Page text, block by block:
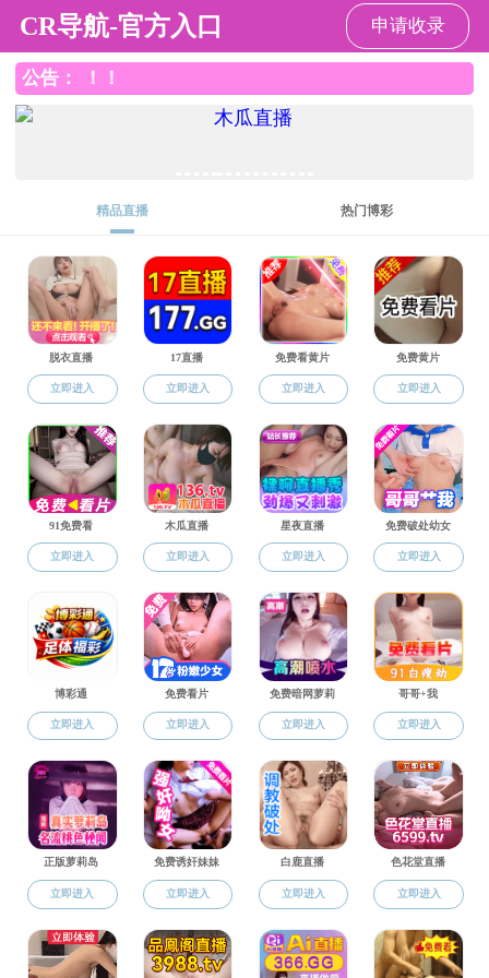
国产探花
学生风采
学生新闻
学生团体
社会实践
奖助学金
学生团体
国产探花 廉政学
国产探花 廉政学
国产探花 廉政学